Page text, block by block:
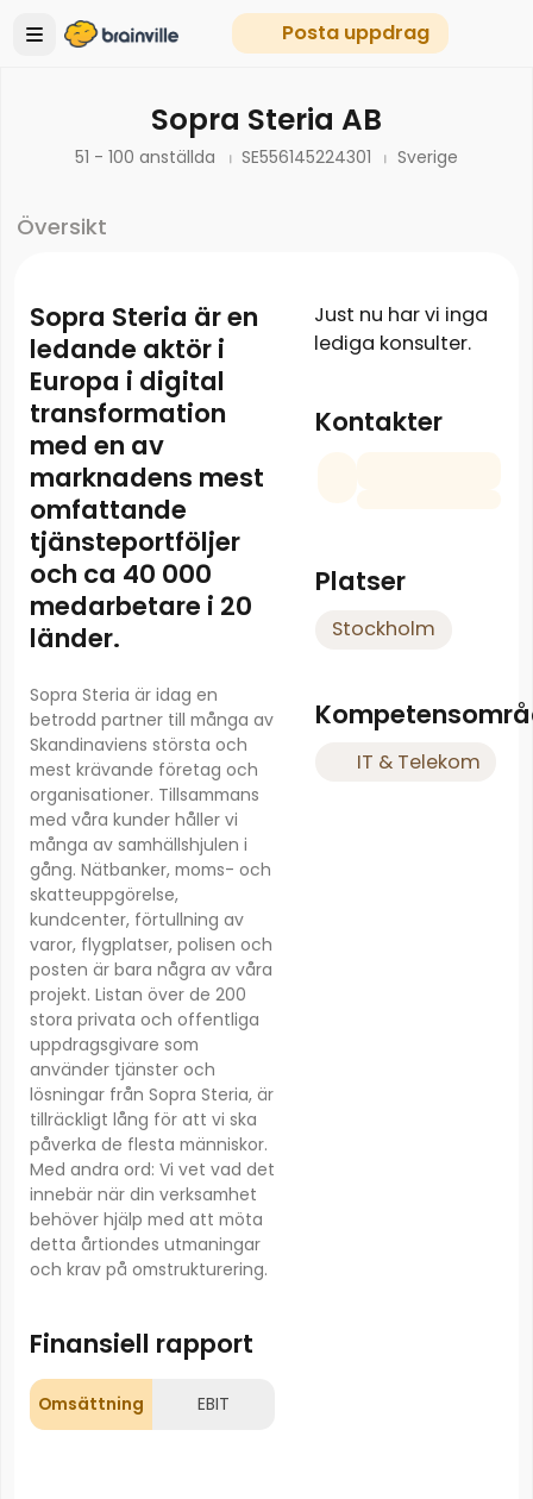
Posta uppdrag
Sopra Steria AB
51 - 100 anställda SE556145224301 Sverige
Översikt
Sopra Steria är en
ledande aktör i
Europa i digital
transformation
med en av
marknadens mest
omfattande
tjänsteportföljer
och ca 40 000
medarbetare i 20
länder.
Sopra Steria är idag en
betrodd partner till många av
Skandinaviens största och
mest krävande företag och
organisationer. Tillsammans
med våra kunder håller vi
många av samhällshjulen i
gång. Nätbanker, moms- och
skatteuppgörelse,
kundcenter, förtullning av
varor, flygplatser, polisen och
posten är bara några av våra
projekt. Listan över de 200
stora privata och offentliga
uppdragsgivare som
använder tjänster och
lösningar från Sopra Steria, är
tillräckligt lång för att vi ska
påverka de flesta människor.
Med andra ord: Vi vet vad det
innebär när din verksamhet
behöver hjälp med att möta
detta årtiondes utmaningar
och krav på omstrukturering.
Finansiell rapport
Omsättning EBIT
Just nu har vi inga
lediga konsulter.
Kontakter
Platser
Stockholm
IT & Telekom